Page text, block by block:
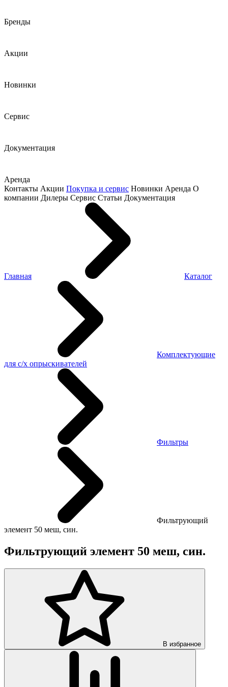
Бренды
Акции
Новинки
Сервис
Документация
Аренда
Контакты Акции Покупка и сервис Новинки Аренда О
компании Дилеры Сервис Статьи Документация
Главная Каталог
Комплектующие
для с/х опрыскивателей
Фильтры
Фильтрующий
элемент 50 меш, син.
Фильтрующий элемент 50 меш, син.
В избранное